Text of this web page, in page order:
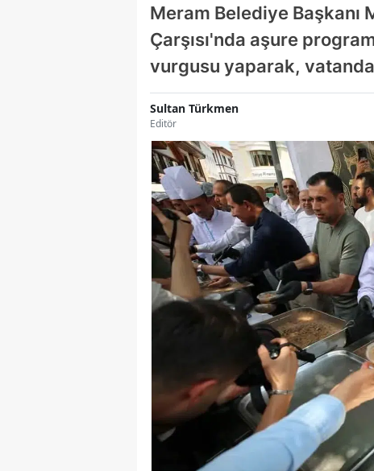
Meram Belediye Başkanı
Çarşısı'nda aşure
vurgusu yaparak,
Sultan Türkmen
Editör